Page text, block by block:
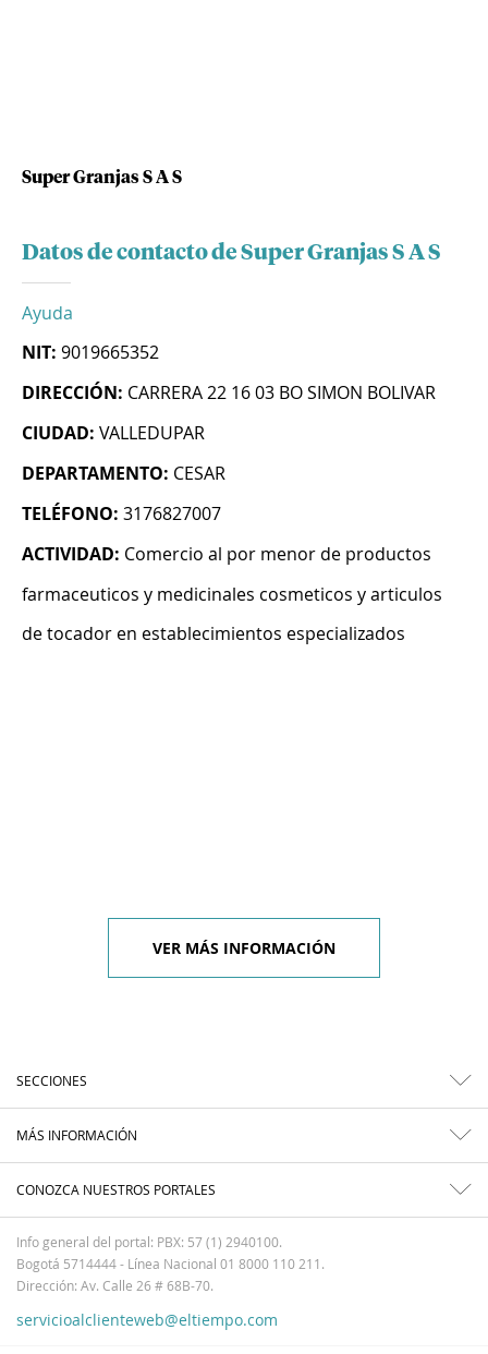
Super Granjas S A S
Datos de contacto de Super Granjas S A S
Ayuda
NIT: 9019665352
DIRECCIÓN: CARRERA 22 16 03 BO SIMON BOLIVAR
CIUDAD: VALLEDUPAR
DEPARTAMENTO: CESAR
TELÉFONO: 3176827007
ACTIVIDAD: Comercio al por menor de productos
farmaceuticos y medicinales cosmeticos y articulos
de tocador en establecimientos especializados
VER MÁS INFORMACIÓN
SECCIONES
MÁS INFORMACIÓN
CONOZCA NUESTROS PORTALES
Info general del portal: PBX: 57 (1) 2940100.
Bogotá 5714444 - Línea Nacional 01 8000 110 211.
Dirección: Av. Calle 26 # 68B-70.
servicioalclienteweb@eltiempo.com